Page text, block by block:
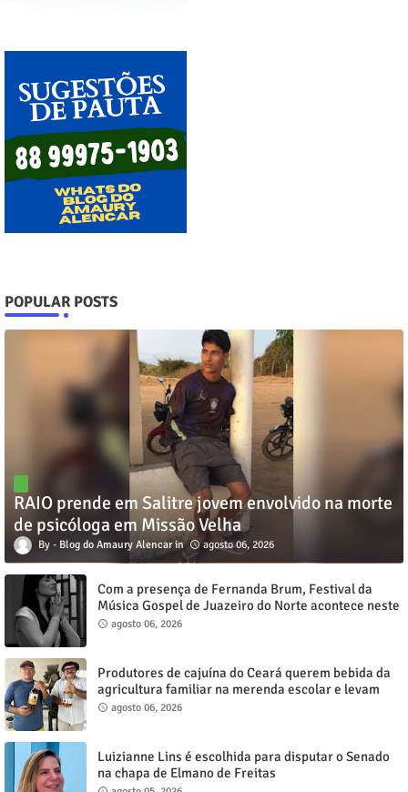
POPULAR POSTS
RAIO prende em Salitre jovem envolvido na morte
de psicóloga em Missão Velha
Blog do Amaury Alencar agosto 06, 2026
Com a presença de Fernanda Brum, Festival da
Música Gospel de Juazeiro do Norte acontece neste
sábado, 8
agosto 06, 2026
Produtores de cajuína do Ceará querem bebida da
agricultura familiar na merenda escolar e levam
reivindicação à agenda política
agosto 06, 2026
Luizianne Lins é escolhida para disputar o Senado
na chapa de Elmano de Freitas